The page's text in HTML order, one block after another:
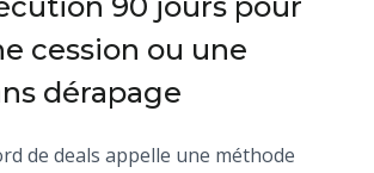
cession ou une
dérapage
de deals appelle une méthode